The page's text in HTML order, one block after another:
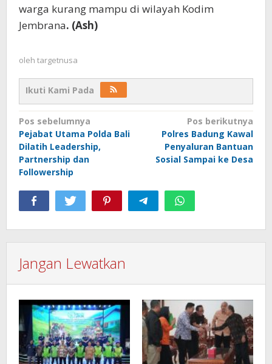
warga kurang mampu di wilayah Kodim
Jembrana. (Ash)
oleh targetnusa
Ikuti Kami Pada
Navigasi
pos
Pos sebelumnya
Pejabat Utama Polda Bali
Dilatih Leadership,
Partnership dan
Followership
Pos berikutnya
Polres Badung Kawal
Penyaluran Bantuan
Sosial Sampai ke Desa
Jangan Lewatkan